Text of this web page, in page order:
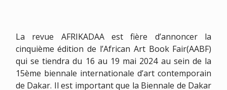
La revue AFRIKADAA est fière d’annoncer la
cinquième édition de l’African Art Book Fair(AABF)
qui se tiendra du 16 au 19 mai 2024 au sein de la
15ème biennale internationale d’art contemporain
de Dakar. Il est important que la Biennale de Dakar